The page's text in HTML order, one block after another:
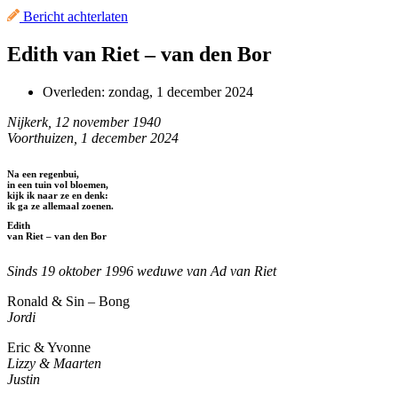
Bericht achterlaten
Edith van Riet – van den Bor
Overleden: zondag, 1 december 2024
Nijkerk, 12 november 1940
Voorthuizen, 1 december 2024
Na een regenbui,
in een tuin vol bloemen,
kijk ik naar ze en denk:
ik ga ze allemaal zoenen.
Edith
van Riet – van den Bor
Sinds 19 oktober 1996 weduwe van Ad van Riet
Ronald & Sin – Bong
Jordi
Eric & Yvonne
Lizzy & Maarten
Justin